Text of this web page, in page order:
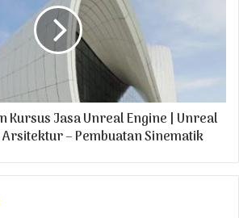
Kursus Jasa Unreal Engine | Unreal
– Pembuatan Sinematik